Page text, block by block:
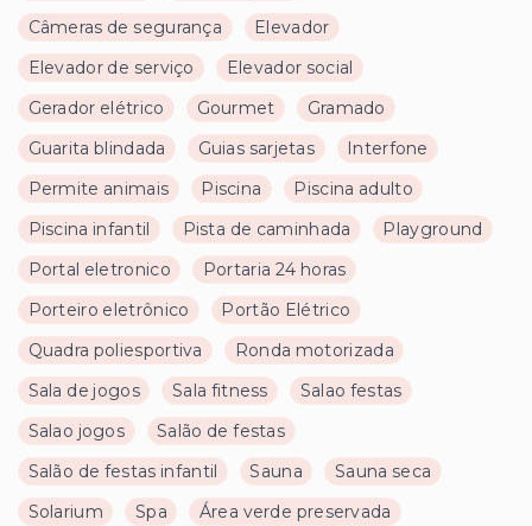
Câmeras de segurança
Elevador
Elevador de serviço
Elevador social
Gerador elétrico
Gourmet
Gramado
Guarita blindada
Guias sarjetas
Interfone
Permite animais
Piscina
Piscina adulto
Piscina infantil
Pista de caminhada
Playground
Portal eletronico
Portaria 24 horas
Porteiro eletrônico
Portão Elétrico
Quadra poliesportiva
Ronda motorizada
Sala de jogos
Sala fitness
Salao festas
Salao jogos
Salão de festas
Salão de festas infantil
Sauna
Sauna seca
Solarium
Spa Área verde preservada